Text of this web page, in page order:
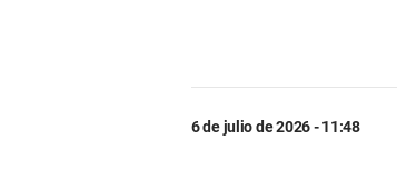
6 de julio de 2026 - 11:48